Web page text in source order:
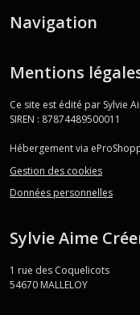
Navigation
Mentions
Ce site est édité par Sylvie
SIREN : 87874489500011
Hébergement via
Gestion des cookies
Données personnelles
Sylvie Aime
1 rue des Coquelicots
54670 MALLELOY